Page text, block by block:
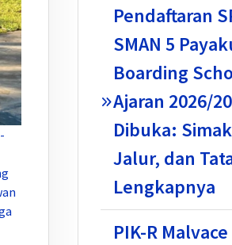
Pendaftaran
SMAN 5
Boarding
Ajaran 2026/
Dibuka:
Jalur, dan
Lengkapnya
PIK-R Malvace